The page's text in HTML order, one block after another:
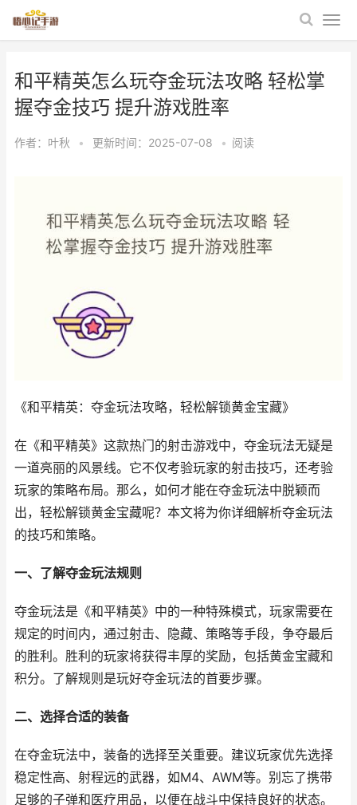
和平精英怎么玩夺金玩法攻略 轻松掌
握夺金技巧 提升游戏胜率
作者： 叶秋 • 更新时间：2025-07-08 • 阅读
《和平精英：夺金玩法攻略，轻松解锁黄金宝藏》
在《和平精英》这款热门的射击游戏中，夺金玩法无疑是
一道亮丽的风景线。它不仅考验玩家的射击技巧，还考验
玩家的策略布局。那么，如何才能在夺金玩法中脱颖而
出，轻松解锁黄金宝藏呢？本文将为你详细解析夺金玩法
的技巧和策略。
一、了解夺金玩法规则
夺金玩法是《和平精英》中的一种特殊模式，玩家需要在
规定的时间内，通过射击、隐藏、策略等手段，争夺最后
的胜利。胜利的玩家将获得丰厚的奖励，包括黄金宝藏和
积分。了解规则是玩好夺金玩法的首要步骤。
二、选择合适的装备
在夺金玩法中，装备的选择至关重要。建议玩家优先选择
稳定性高、射程远的武器，如M4、AWM等。别忘了携带
足够的子弹和医疗用品，以便在战斗中保持良好的状态。